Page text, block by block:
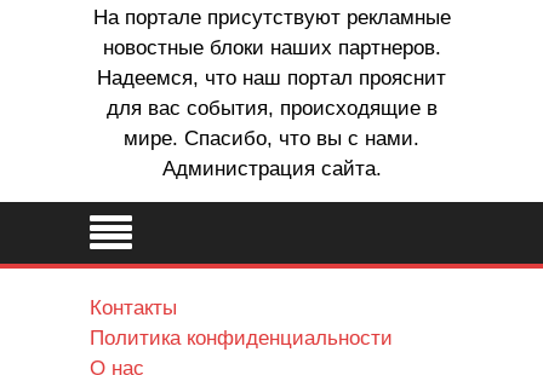
На портале присутствуют рекламные
новостные блоки наших партнеров.
Надеемся, что наш портал прояснит
для вас события, происходящие в
мире. Спасибо, что вы с нами.
Администрация сайта.
Контакты
Политика конфиденциальности
О нас